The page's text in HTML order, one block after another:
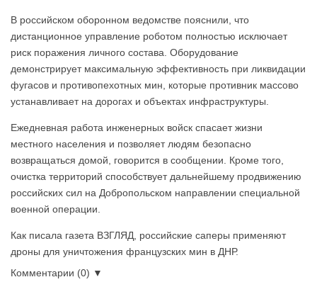
В российском оборонном ведомстве пояснили, что
дистанционное управление роботом полностью исключает
риск поражения личного состава. Оборудование
демонстрирует максимальную эффективность при ликвидации
фугасов и противопехотных мин, которые противник массово
устанавливает на дорогах и объектах инфраструктуры.
Ежедневная работа инженерных войск спасает жизни
местного населения и позволяет людям безопасно
возвращаться домой, говорится в сообщении. Кроме того,
очистка территорий способствует дальнейшему продвижению
российских сил на Добропольском направлении специальной
военной операции.
Как писала газета ВЗГЛЯД, российские саперы применяют
дроны для уничтожения французских мин в ДНР.
Комментарии (0) ▼